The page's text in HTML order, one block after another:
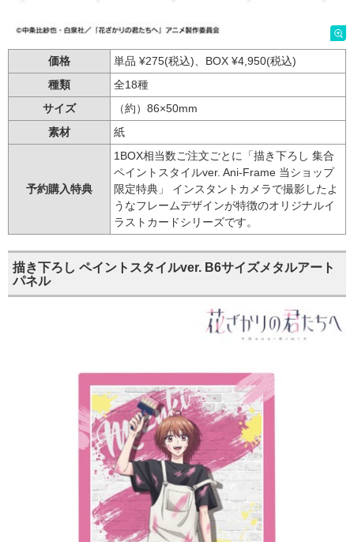
価格
単品 ¥275(税込)、BOX ¥4,950(税込)
種類
全18種
サイズ
（約）86×50mm
素材
紙
予約購入特典
1BOX相当数ご注文ごとに「描き下ろし 集合
ペイントスタイルver. Ani-Frame 当ショップ
限定特典」 インスタントカメラで撮影したよ
うなフレームデザインが特徴のオリジナルイ
ラストカードシリーズです。
描き下ろし ペイントスタイルver. B6サイズメタルアート
パネル